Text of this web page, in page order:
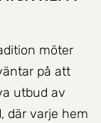
möter
på att
utbud av
där varje hem